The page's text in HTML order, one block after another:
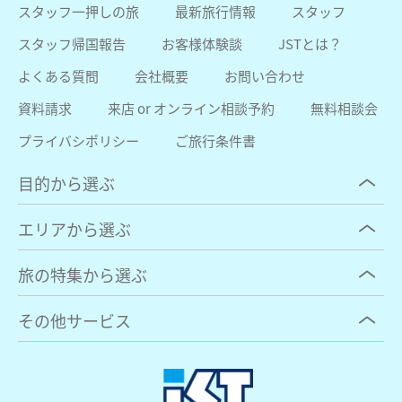
スタッフ一押しの旅
最新旅行情報
スタッフ
スタッフ帰国報告
お客様体験談
JSTとは？
よくある質問
会社概要
お問い合わせ
資料請求
来店 or オンライン相談予約
無料相談会
プライバシポリシー
ご旅行条件書
目的から選ぶ
エリアから選ぶ
旅の特集から選ぶ
その他サービス